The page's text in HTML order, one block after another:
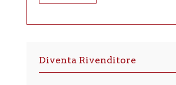
Diventa Rivenditore